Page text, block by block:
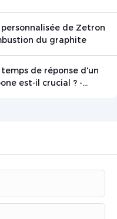
de Zetron
du graphite
de réponse d'un
est-il crucial ? -